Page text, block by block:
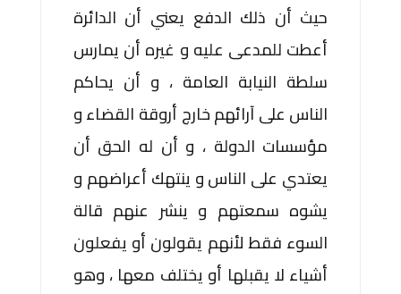
حيث أن ذلك الدفع يعني أن الدائرة
أعطت للمدعى عليه و غيره أن يمارس
سلطة النيابة العامة ، و أن يحاكم
الناس على آرائهم خارج أروقة القضاء و
مؤسسات الدولة ، و أن له الحق أن
يعتدي على الناس و ينتهك أعراضهم و
يشوه سمعتهم و ينشر عنهم قالة
السوء فقط لأنهم يقولون أو يفعلون
أشياء لا يقبلها أو يختلف معها ، وهو